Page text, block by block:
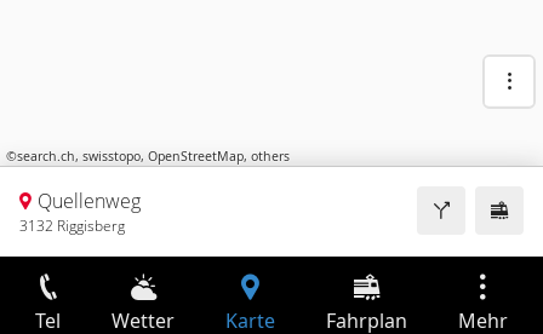
©search.ch, swisstopo, OpenStreetMap, others
Quellenweg
3132 Riggisberg
Tel Wetter Karte Fahrplan Mehr